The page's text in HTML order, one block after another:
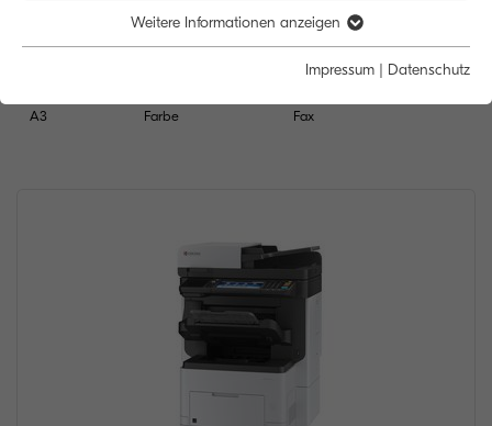
A3 Farbe
Scan
Fax
Weitere Informationen anzeigen
Impressum | Datenschutz